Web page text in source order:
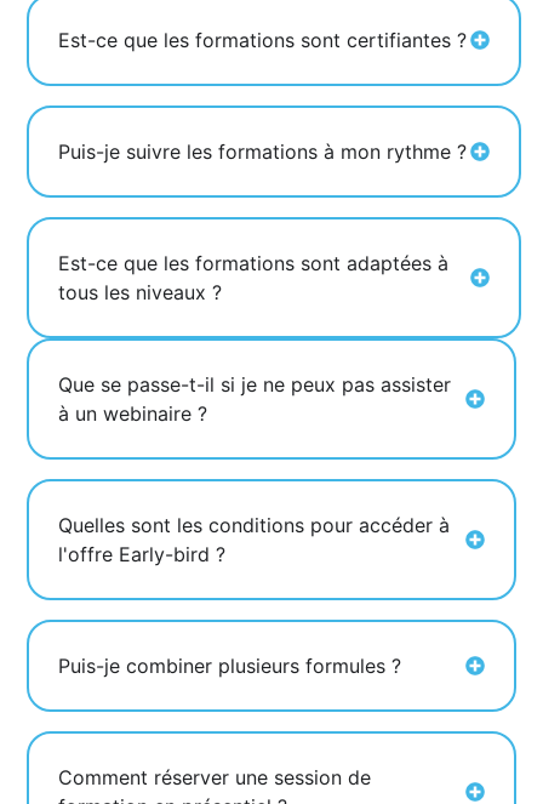
Est-ce que les formations sont certifiantes ?
Puis-je suivre les formations à mon rythme ?
Est-ce que les formations sont adaptées à
tous les niveaux ?
Que se passe-t-il si je ne peux pas assister
à un webinaire ?
Quelles sont les conditions pour accéder à
l'offre Early-bird ?
Puis-je combiner plusieurs formules ?
Comment réserver une session de